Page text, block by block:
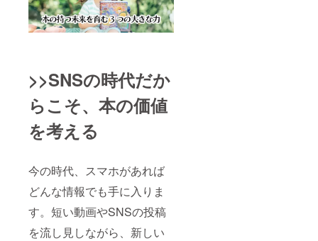
>>SNSの時代だか
らこそ、本の価値
を考える
今の時代、スマホがあれば
どんな情報でも手に入りま
す。短い動画やSNSの投稿
を流し見しながら、新しい